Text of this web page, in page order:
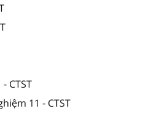
CTST
11 - CTST